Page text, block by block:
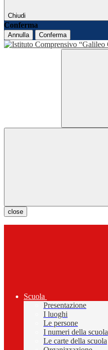
Chiudi
Conferma
Annulla Conferma
close
Scuola
Presentazione
I luoghi
Le persone
I numeri della scuola
Le carte della scuola